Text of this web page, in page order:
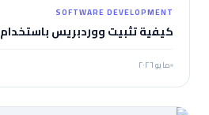
SOFTWARE DEVELOPMENT
كيفية تثبيت ووردبريس باستخدام cPanel؟
مايو ٢٠٢٦